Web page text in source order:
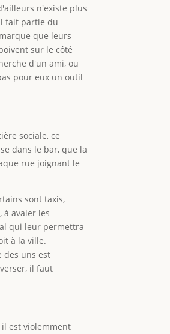
n'existe plus
fait partie du
que leurs
sur le côté
d'un ami, ou
pour eux un outil
sociale, ce
dans le bar, que la
rue joignant le
sont taxis,
avaler les
qui leur permettra
à la ville.
des uns est
il faut
est violemment